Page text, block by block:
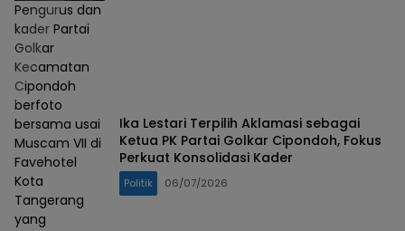
Pengurus dan
kader Partai
Golkar
Kecamatan
Cipondoh
berfoto
bersama usai
Muscam VII di
Favehotel
Kota
Tangerang
yang
Ika Lestari Terpilih Aklamasi sebagai
Ketua PK Partai Golkar Cipondoh, Fokus
Perkuat Konsolidasi Kader
Politik 06/07/2026